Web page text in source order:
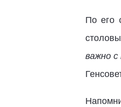
По его
важно